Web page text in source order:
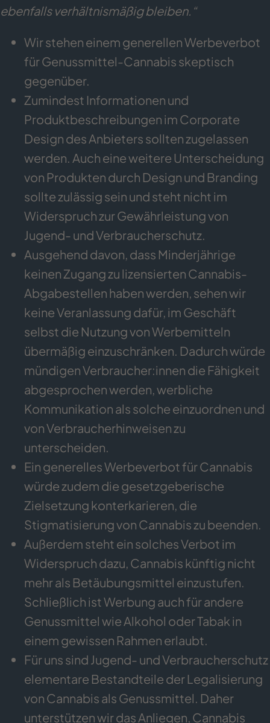
ebenfalls verhältnismäßig bleiben.“
Wir stehen einem generellen Werbeverbot
für Genussmittel-Cannabis skeptisch
gegenüber.
Zumindest Informationen und
Produktbeschreibungen im Corporate
Design des Anbieters sollten zugelassen
werden. Auch eine weitere Unterscheidung
von Produkten durch Design und Branding
sollte zulässig sein und steht nicht im
Widerspruch zur Gewährleistung von
Jugend- und Verbraucherschutz.
Ausgehend davon, dass Minderjährige
keinen Zugang zu lizensierten Cannabis-
Abgabestellen haben werden, sehen wir
keine Veranlassung dafür, im Geschäft
selbst die Nutzung von Werbemitteln
übermäßig einzuschränken. Dadurch würde
mündigen Verbraucher:innen die Fähigkeit
abgesprochen werden, werbliche
Kommunikation als solche einzuordnen und
von Verbraucherhinweisen zu
unterscheiden.
Ein generelles Werbeverbot für Cannabis
würde zudem die gesetzgeberische
Zielsetzung konterkarieren, die
Stigmatisierung von Cannabis zu beenden.
Außerdem steht ein solches Verbot im
Widerspruch dazu, Cannabis künftig nicht
mehr als Betäubungsmittel einzustufen.
Schließlich ist Werbung auch für andere
Genussmittel wie Alkohol oder Tabak in
einem gewissen Rahmen erlaubt.
Für uns sind Jugend- und Verbraucherschutz
elementare Bestandteile der Legalisierung
von Cannabis als Genussmittel. Daher
unterstützen wir das Anliegen, Cannabis